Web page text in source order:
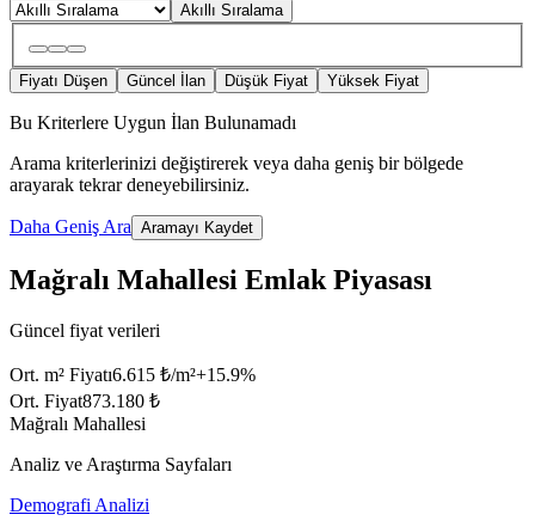
Akıllı Sıralama
Fiyatı Düşen Güncel İlan Düşük Fiyat Yüksek Fiyat
Bu Kriterlere Uygun İlan Bulunamadı
Arama kriterlerinizi değiştirerek veya daha geniş bir bölgede
arayarak tekrar deneyebilirsiniz.
Daha Geniş Ara Aramayı Kaydet
Mağralı Mahallesi Emlak Piyasası
Güncel fiyat verileri
Ort. m² Fiyatı6.615 ₺/m²+15.9%
Ort. Fiyat873.180 ₺
Mağralı Mahallesi
Analiz ve Araştırma Sayfaları
Demografi Analizi